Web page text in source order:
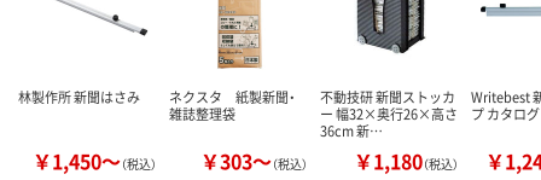
林製作所 新聞はさみ
￥1,450～（税込）
ネクスタ 紙製新聞・
雑誌整理袋
￥303～（税込）
不動技研 新聞ストッカ
ー 幅32×奥行26×高さ
36cm 新…
￥1,180（税込）
Writebest
プ カタロ
￥